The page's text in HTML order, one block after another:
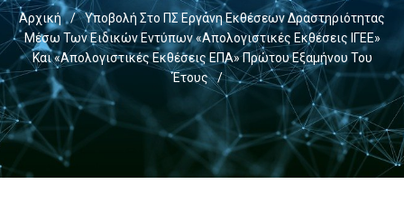
Αρχική /
Υποβολή Στο ΠΣ Εργάνη Εκθέσεων Δραστηριότητας
Μέσω Των Ειδικών Εντύπων «Απολογιστικές Εκθέσεις ΙΓΕΕ»
Και «Απολογιστικές Εκθέσεις ΕΠΑ» Πρώτου Εξαμήνου Του
Έτους
/